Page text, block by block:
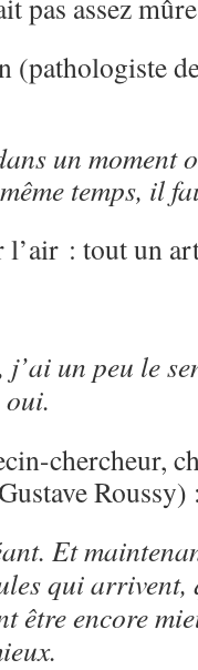
pas assez
(pathologiste
un moment
temps, il
l’air : tout un
un peu le
oui.
chercheur,
Roussy)
Et
qui arrivent,
être encore